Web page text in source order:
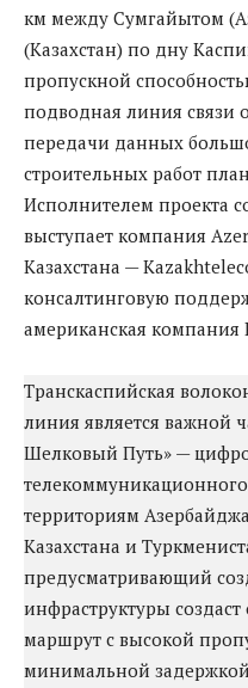
км между Сумгайытом
(Казахстан) по дну
пропускной
подводная линия связи
передачи данных
строительных работ
Исполнителем проекта
выступает компания
Казахстана —
консалтинговую
американская компания
Транскаспийская
линия является важной
Шелковый Путь» —
территориям
Казахстана и
предусматривающий
инфраструктуры
маршрут с высокой
минимальной